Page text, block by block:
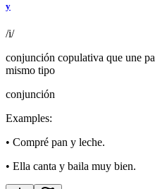
y
/i/
conjunción copulativa que une
mismo tipo
conjunción
Examples:
• Compré pan y leche.
• Ella canta y baila muy bien.